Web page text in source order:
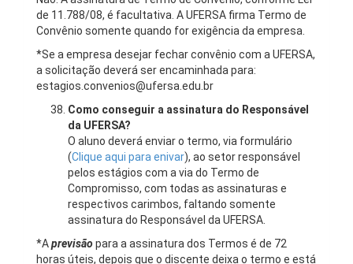
de 11.788/08, é facultativa. A UFERSA firma Termo de
Convênio somente quando for exigência da empresa.
*Se a empresa desejar fechar convênio com a UFERSA,
a solicitação deverá ser encaminhada para:
estagios.convenios@ufersa.edu.br
Como conseguir a assinatura do Responsável
da UFERSA?
O aluno deverá enviar o termo, via formulário
(Clique aqui para enivar), ao setor responsável
pelos estágios com a via do Termo de
Compromisso, com todas as assinaturas e
respectivos carimbos, faltando somente
assinatura do Responsável da UFERSA.
*Aprevisãopara a assinatura dos Termos é de 72
horas úteis, depois que o discente deixa o termo e está